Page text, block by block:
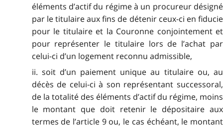
éléments d’actif du régime à un procureur désigné
par le titulaire aux fins de détenir ceux-ci en fiducie
pour le titulaire et la Couronne conjointement et
pour représenter le titulaire lors de l’achat par
celui-ci d’un logement reconnu admissible,
ii. soit d’un paiement unique au titulaire ou, au
décès de celui-ci à son représentant successoral,
de la totalité des éléments d’actif du régime, moins
le montant que doit retenir le dépositaire aux
termes de l’article 9 ou, le cas échéant, le montant